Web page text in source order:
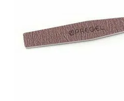
ラージェルポリッシュ